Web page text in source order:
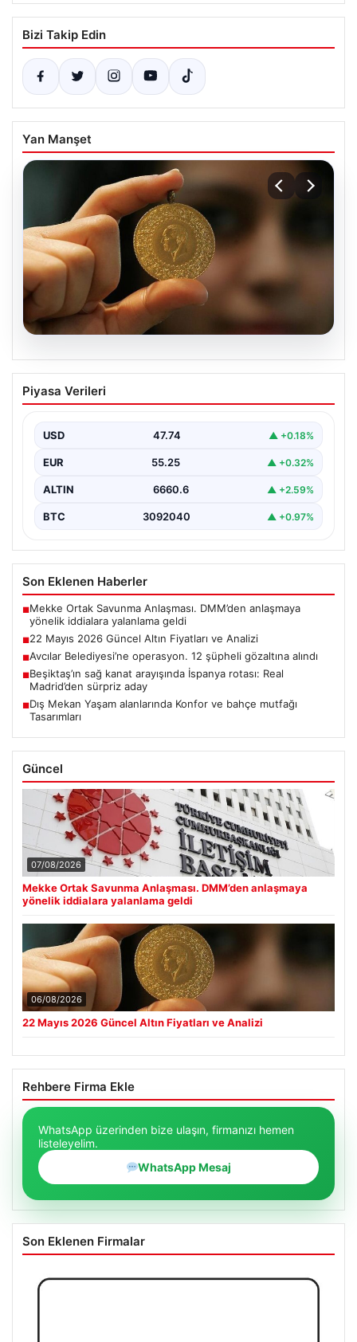
Bizi Takip Edin
Yan Manşet
06.08.2026
22 Mayıs 2026 Güncel Altın Fiyatları ve
Analizi
hareketlilik yatırımcıların ve ilgili piyasa uzmanlarının
en…
Piyasa Verileri
USD 47.74 ▲ +0.18%
EUR 55.25 ▲ +0.32%
ALTIN 6660.6 ▲ +2.59%
BTC 3092040 ▲ +0.97%
Son Eklenen Haberler
■Mekke Ortak Savunma Anlaşması. DMM’den anlaşmaya
yönelik iddialara yalanlama geldi
■22 Mayıs 2026 Güncel Altın Fiyatları ve Analizi
■Avcılar Belediyesi’ne operasyon. 12 şüpheli gözaltına alındı
■Beşiktaş’ın sağ kanat arayışında İspanya rotası: Real
Madrid’den sürpriz aday
■Dış Mekan Yaşam alanlarında Konfor ve bahçe mutfağı
Tasarımları
Güncel
07/08/2026
Mekke Ortak Savunma Anlaşması. DMM’den anlaşmaya
yönelik iddialara yalanlama geldi
06/08/2026
22 Mayıs 2026 Güncel Altın Fiyatları ve Analizi
Rehbere Firma Ekle
WhatsApp üzerinden bize ulaşın, firmanızı hemen
listeleyelim.
WhatsApp Mesaj
Son Eklenen Firmalar